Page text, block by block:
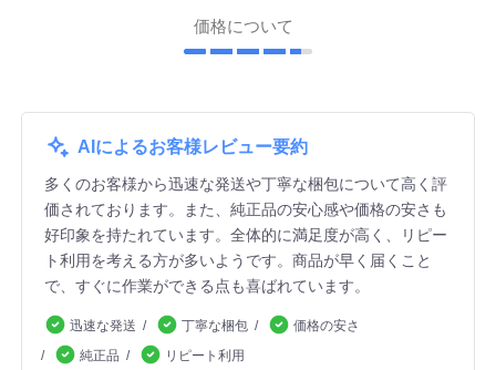
価格について
AIによるお客様レビュー要約
多くのお客様から迅速な発送や丁寧な梱包について高く評
価されております。また、純正品の安心感や価格の安さも
好印象を持たれています。全体的に満足度が高く、リピー
ト利用を考える方が多いようです。商品が早く届くこと
で、すぐに作業ができる点も喜ばれています。
迅速な発送 丁寧な梱包
価格の安さ
純正品
リピート利用